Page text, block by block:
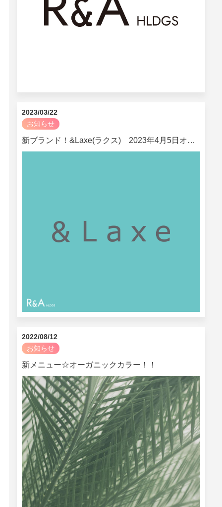
2023/03/22
お知らせ
新ブランド！&Laxe(ラクス) 2023年4月5日オープン！
2022/08/12
お知らせ
新メニュー☆オーガニックカラー！！